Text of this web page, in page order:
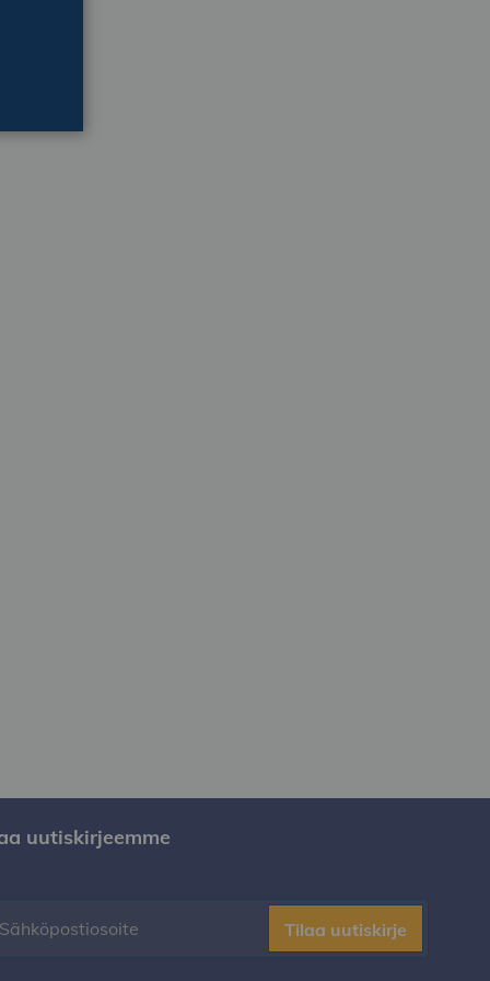
uutiskirjeemme
Tilaa uutiskirje